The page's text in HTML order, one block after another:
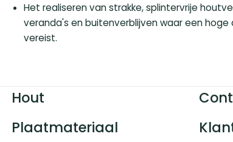
Het realiseren van strakke, splintervrije
veranda's en buitenverblijven waar een
vereist.
Hout
Plaatmateriaal